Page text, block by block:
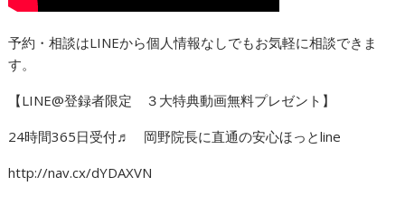
予約・相談はLINEから個人情報なしでもお気軽に相談できま
す。
【LINE@登録者限定 ３大特典動画無料プレゼント】
24時間365日受付♬ 岡野院長に直通の安心ほっとline
http://nav.cx/dYDAXVN